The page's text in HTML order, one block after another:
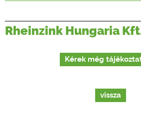
ONLINE
TERVEZÉSI
Rheinzink Hungaria
Kérek még
vissza